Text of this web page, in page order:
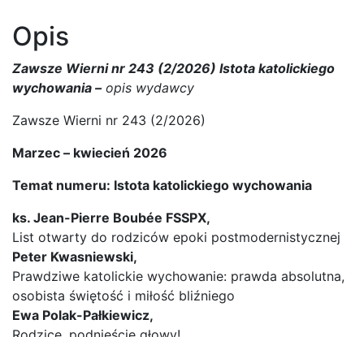
Opis
Zawsze Wierni nr 243 (2/2026) Istota katolickiego
wychowania –opis wydawcy
Zawsze Wierni nr 243 (2/2026)
Marzec – kwiecień 2026
Temat numeru: Istota katolickiego wychowania
ks. Jean-Pierre Boubée FSSPX,
List otwarty do rodziców epoki postmodernistycznej
Peter Kwasniewski,
Prawdziwe katolickie wychowanie: prawda absolutna,
osobista świętość i miłość bliźniego
Ewa Polak-Pałkiewicz,